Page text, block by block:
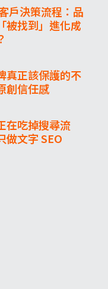
戶決策流程：品
被找到」進化成
真正該保護的不
創信任感
在吃掉搜尋流
做文字 SEO